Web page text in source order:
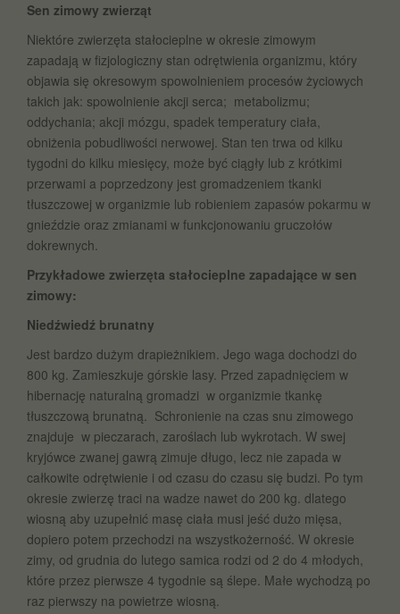
Sen zimowy zwierząt
Niektóre zwierzęta stałocieplne w okresie zimowym
zapadają w fizjologiczny stan odrętwienia organizmu, który
objawia się okresowym spowolnieniem procesów życiowych
takich jak: spowolnienie akcji serca; metabolizmu;
oddychania; akcji mózgu, spadek temperatury ciała,
obniżenia pobudliwości nerwowej. Stan ten trwa od kilku
tygodni do kilku miesięcy, może być ciągły lub z krótkimi
przerwami a poprzedzony jest gromadzeniem tkanki
tłuszczowej w organizmie lub robieniem zapasów pokarmu w
gnieździe oraz zmianami w funkcjonowaniu gruczołów
dokrewnych.
Przykładowe zwierzęta stałocieplne zapadające w sen
zimowy:
Niedźwiedź brunatny
Jest bardzo dużym drapieżnikiem. Jego waga dochodzi do
800 kg. Zamieszkuje górskie lasy. Przed zapadnięciem w
hibernację naturalną gromadzi w organizmie tkankę
tłuszczową brunatną. Schronienie na czas snu zimowego
znajduje w pieczarach, zaroślach lub wykrotach. W swej
kryjówce zwanej gawrą zimuje długo, lecz nie zapada w
całkowite odrętwienie i od czasu do czasu się budzi. Po tym
okresie zwierzę traci na wadze nawet do 200 kg. dlatego
wiosną aby uzupełnić masę ciała musi jeść dużo mięsa,
dopiero potem przechodzi na wszystkożerność. W okresie
zimy, od grudnia do lutego samica rodzi od 2 do 4 młodych,
które przez pierwsze 4 tygodnie są ślepe. Małe wychodzą po
raz pierwszy na powietrze wiosną.